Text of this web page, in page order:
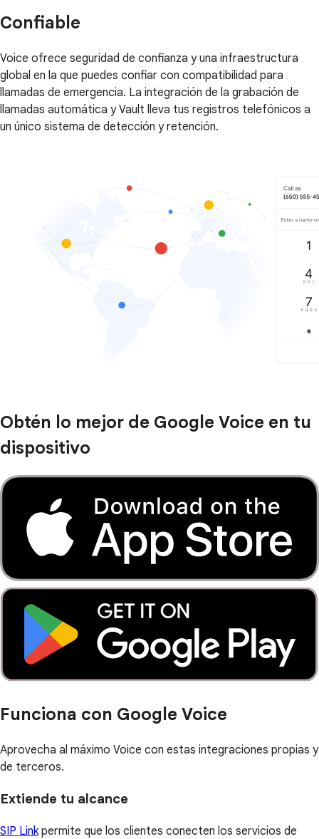
Confiable
Voice ofrece seguridad de confianza y una infraestructura
global en la que puedes confiar con compatibilidad para
llamadas de emergencia. La integración de la grabación de
llamadas automática y Vault lleva tus registros telefónicos a
un único sistema de detección y retención.
Obtén lo mejor de Google Voice en tu
dispositivo
Funciona con Google Voice
Aprovecha al máximo Voice con estas integraciones propias y
de terceros.
Extiende tu alcance
SIP Linkpermite que los clientes conecten los servicios de